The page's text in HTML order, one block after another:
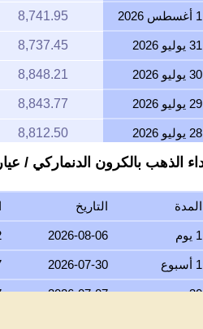
31 يوليو 2026 8,737.45
30 يوليو 2026 8,848.21
29 يوليو 2026 8,843.77
28 يوليو 2026 8,812.50
27 يوليو 2026 8,933.97
26 يوليو 2026 8,863.33
25 يوليو 2026 8,863.33
24 يوليو 2026 8,900.87
23 يوليو 2026 8,862.64
22 يوليو 2026 9,052.93
أداء الذهب بالكرون الدنماركي / عيار 8 جرام
التاريخ
1 يوم 2026-08-06
1 أسبوع 2026-07-30
30 يوم 2026-07-07
6 شهور 2026-02-06